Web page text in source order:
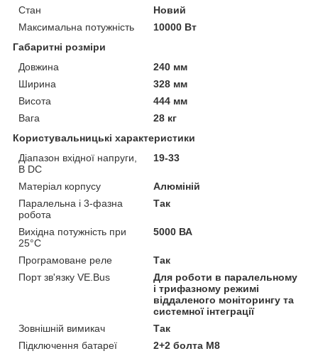
Стан
Новий
Максимальна потужність
10000 Вт
Габаритні розміри
Довжина
240 мм
Ширина
328 мм
Висота
444 мм
Вага
28 кг
Користувальницькі характеристики
Діапазон вхідної напруги,
В DC
19-33
Матеріал корпусу
Алюміній
Паралельна і 3-фазна
робота
Так
Вихідна потужність при
25°C
5000 ВА
Програмоване реле
Так
Порт зв'язку VE.Bus
Для роботи в паралельному
і трифазному режимі
віддаленого моніторингу та
системної інтеграції
Зовнішній вимикач
Так
Підключення батареї
2+2 болта M8